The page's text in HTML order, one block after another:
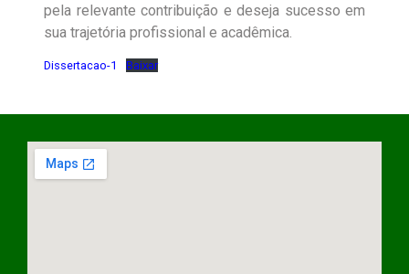
pela relevante contribuição e deseja sucesso em
sua trajetória profissional e acadêmica.
Dissertacao-1 Baixar